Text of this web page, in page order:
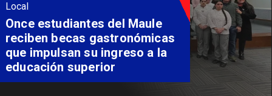
Local
Once estudiantes del Maule
reciben becas gastronómicas
que impulsan su ingreso a la
educación superior